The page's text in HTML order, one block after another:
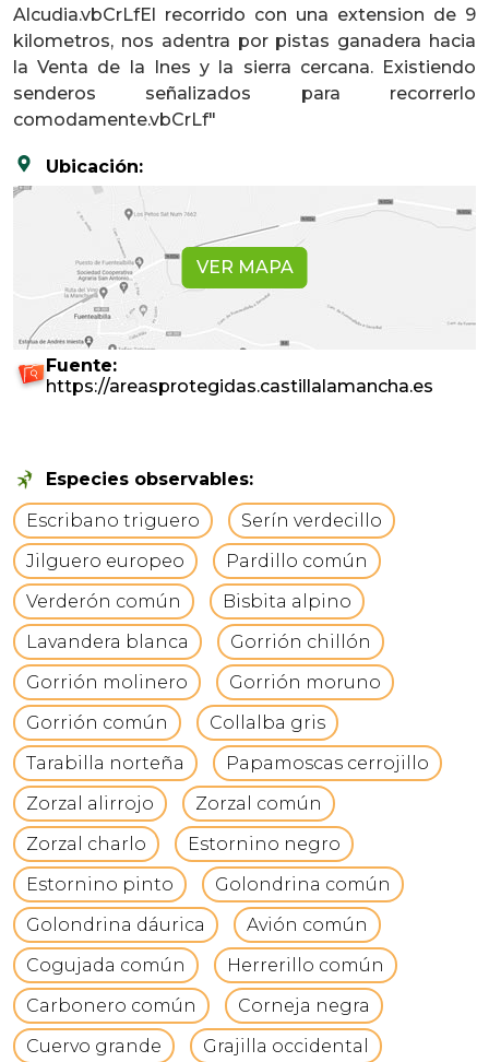
Alcudia.vbCrLfEl recorrido con una extension de 9
kilometros, nos adentra por pistas ganadera hacia
la Venta de la Ines y la sierra cercana. Existiendo
senderos señalizados para recorrerlo
comodamente.vbCrLf"
Ubicación:
VER MAPA
Fuente:
https://areasprotegidas.castillalamancha.es
Especies observables:
Escribano triguero
Serín verdecillo
Jilguero europeo
Pardillo común
Verderón común
Bisbita alpino
Lavandera blanca
Gorrión chillón
Gorrión molinero
Gorrión moruno
Gorrión común
Collalba gris
Tarabilla norteña
Papamoscas cerrojillo
Zorzal alirrojo
Zorzal común
Zorzal charlo
Estornino negro
Estornino pinto
Golondrina común
Golondrina dáurica
Avión común
Cogujada común
Herrerillo común
Carbonero común
Corneja negra
Cuervo grande
Grajilla occidental